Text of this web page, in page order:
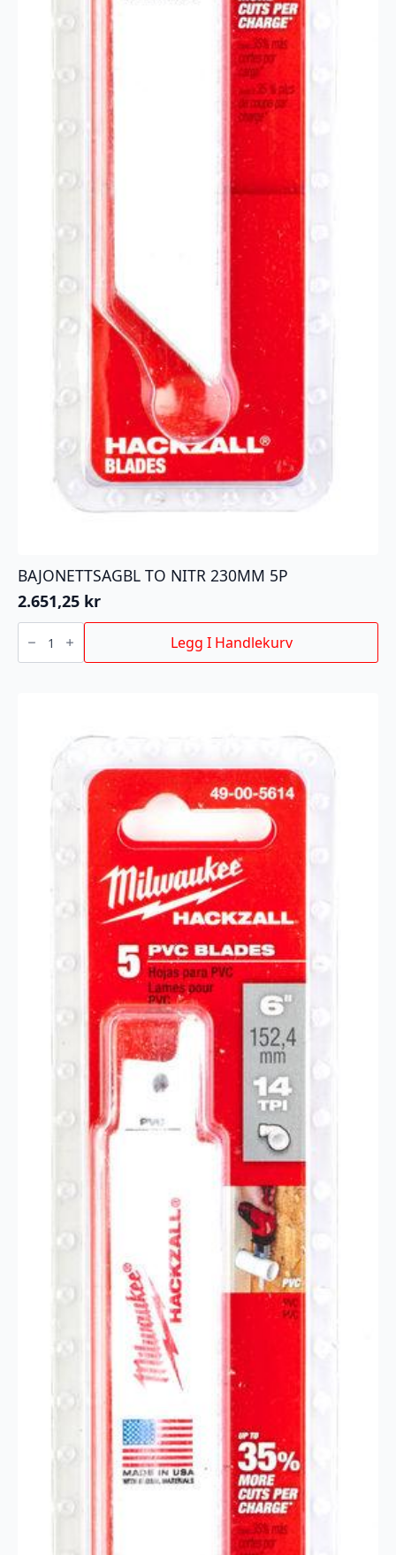
BAJONETTSAGBL TO NITR 230MM 5P
2.651,25 kr
BAJONETTSAGBL
TO
230MM
Legg I Handlekurv